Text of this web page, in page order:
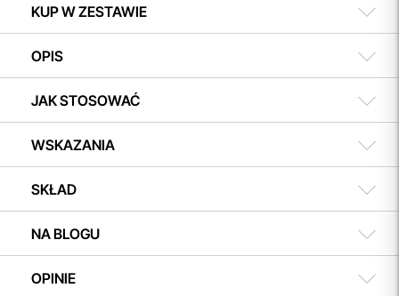
KUP W ZESTAWIE
OPIS
JAK STOSOWAĆ
WSKAZANIA
SKŁAD
NA BLOGU
OPINIE